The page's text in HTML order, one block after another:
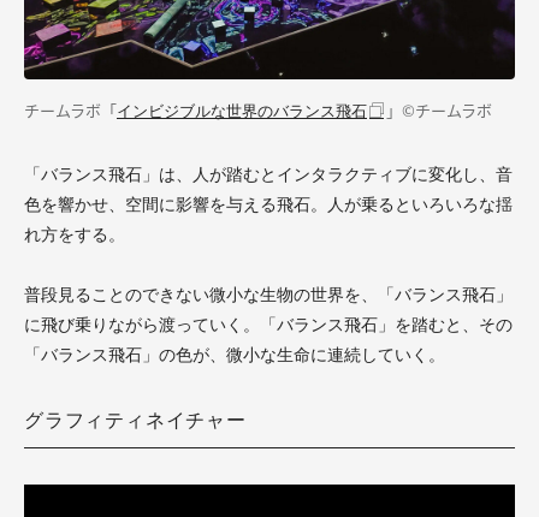
チームラボ「インビジブルな世界のバランス飛石 」 ©チームラボ
「バランス飛石」は、人が踏むとインタラクティブに変化し、音
色を響かせ、空間に影響を与える飛石。人が乗るといろいろな揺
れ方をする。
普段見ることのできない微小な生物の世界を、「バランス飛石」
に飛び乗りながら渡っていく。「バランス飛石」を踏むと、その
「バランス飛石」の色が、微小な生命に連続していく。
グラフィティネイチャー